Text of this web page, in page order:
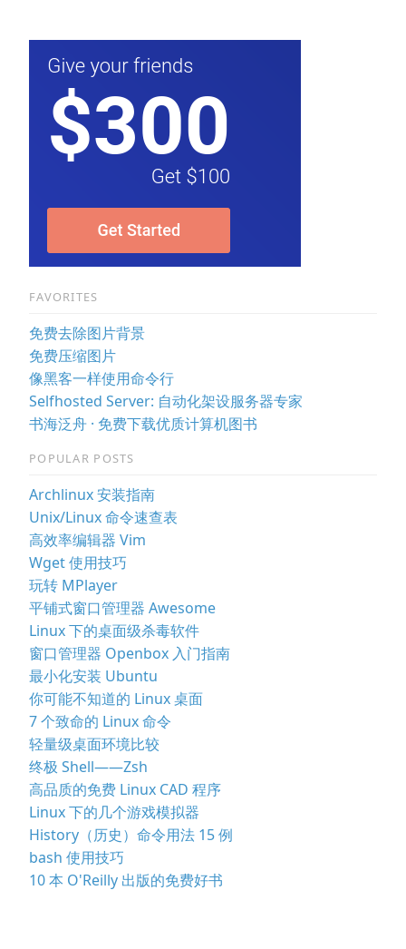
FAVORITES
免费去除图片背景
免费压缩图片
像黑客一样使用命令行
Selfhosted Server: 自动化架设服务器专家
书海泛舟 · 免费下载优质计算机图书
POPULAR POSTS
Archlinux 安装指南
Unix/Linux 命令速查表
高效率编辑器 Vim
Wget 使用技巧
玩转 MPlayer
平铺式窗口管理器 Awesome
Linux 下的桌面级杀毒软件
窗口管理器 Openbox 入门指南
最小化安装 Ubuntu
你可能不知道的 Linux 桌面
7 个致命的 Linux 命令
轻量级桌面环境比较
终极 Shell——Zsh
高品质的免费 Linux CAD 程序
Linux 下的几个游戏模拟器
History（历史）命令用法 15 例
bash 使用技巧
10 本 O'Reilly 出版的免费好书